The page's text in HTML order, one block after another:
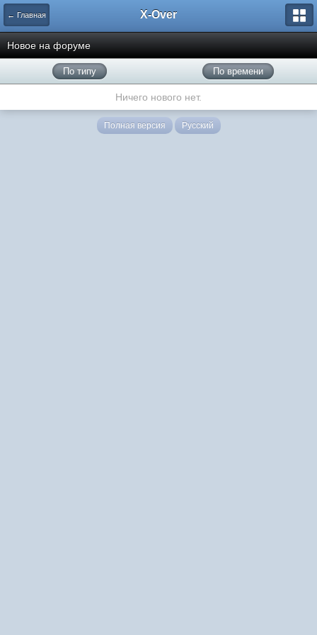
← Главная X-Over
Новое на форуме
По типу По времени
Ничего нового нет.
Полная версия Русский